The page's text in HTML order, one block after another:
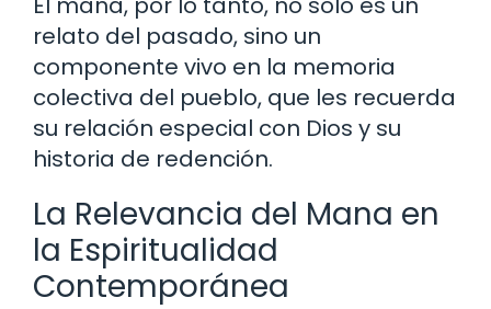
relato del pasado, sino un
componente vivo en la memoria
colectiva del pueblo, que les recuerda
su relación especial con Dios y su
historia de redención.
La Relevancia del Mana en
la Espiritualidad
Contemporánea